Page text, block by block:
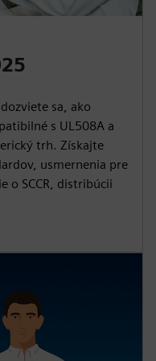
sa, ako
s UL508A a
trh. Získajte
usmernenia pre
o SCCR, distribúcii